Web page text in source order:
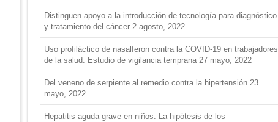
Distinguen apoyo a la introducción de tecnología para diagnóstico
y tratamiento del cáncer 2 agosto, 2022
Uso profiláctico de nasalferon contra la COVID-19 en trabajadores
de la salud. Estudio de vigilancia temprana 27 mayo, 2022
Del veneno de serpiente al remedio contra la hipertensión 23
mayo, 2022
Hepatitis aguda grave en niños: La hipótesis de los